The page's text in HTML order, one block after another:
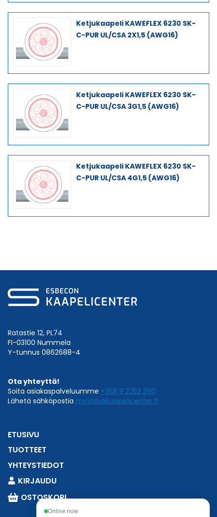
Ketjukaapeli KAWEFLEX 6230 SK-
C-PUR UL/CSA 2X1,5 (AWG16)
Ketjukaapeli KAWEFLEX 6230 SK-
C-PUR UL/CSA 3G1,5 (AWG16)
Ketjukaapeli KAWEFLEX 6230 SK-
C-PUR UL/CSA 4G1,5 (AWG16)
Ratastie 12, PL74
FI-03100 Nummela
Y-tunnus 0862688-4
Ota yhteyttä!
Soita asiakaspalveluumme +358 9 2252 260
Lähetä sähköpostia myynti@kaapelicenter.fi
ETUSIVU
TUOTTEET
YHTEYSTIEDOT
KIRJAUDU
OSTOSKORI
Online now